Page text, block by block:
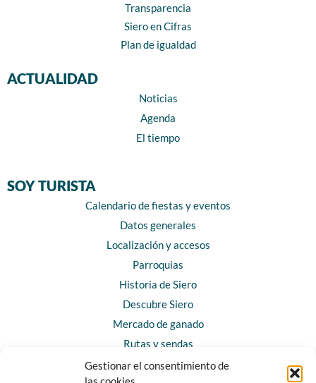
Gestionar el consentimiento de
Transparencia
Siero en Cifras
Plan de igualdad
ACTUALIDAD
Noticias
Agenda
El tiempo
SOY TURISTA
Calendario de fiestas y eventos
Datos generales
Localización y accesos
Parroquias
Historia de Siero
Descubre Siero
Mercado de ganado
Rutas y sendas